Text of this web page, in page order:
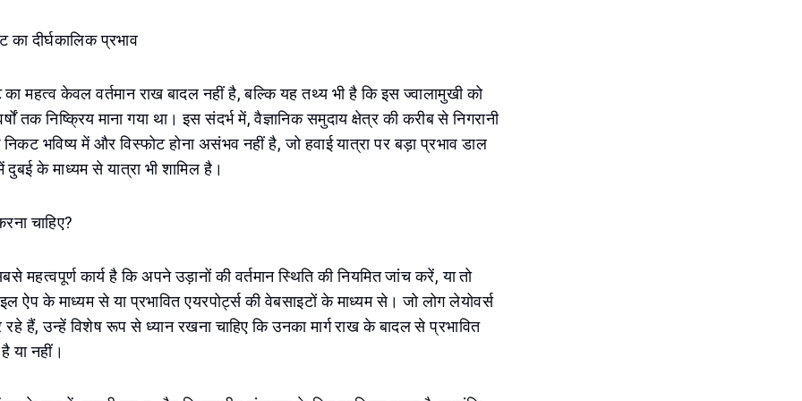
का दीर्घकालिक प्रभाव
का महत्व केवल वर्तमान राख बादल नहीं है, बल्कि यह तथ्य भी है कि इस ज्वालामुखी को
तक निष्क्रिय माना गया था। इस संदर्भ में, वैज्ञानिक समुदाय क्षेत्र की करीब से निगरानी
भविष्य में और विस्फोट होना असंभव नहीं है, जो हवाई यात्रा पर बड़ा प्रभाव डाल
के माध्यम से यात्रा भी शामिल है।
चाहिए?
महत्वपूर्ण कार्य है कि अपने उड़ानों की वर्तमान स्थिति की नियमित जांच करें, या तो
ऐप के माध्यम से या प्रभावित एयरपोर्ट्स की वेबसाइटों के माध्यम से। जो लोग लेयोवर्स
हैं, उन्हें विशेष रूप से ध्यान रखना चाहिए कि उनका मार्ग राख के बादल से प्रभावित
या नहीं।